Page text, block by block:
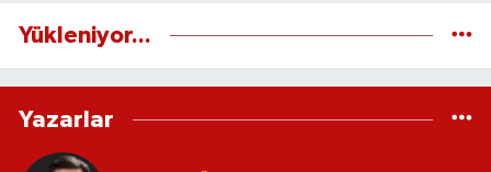
Yükleniyor...
Yazarlar